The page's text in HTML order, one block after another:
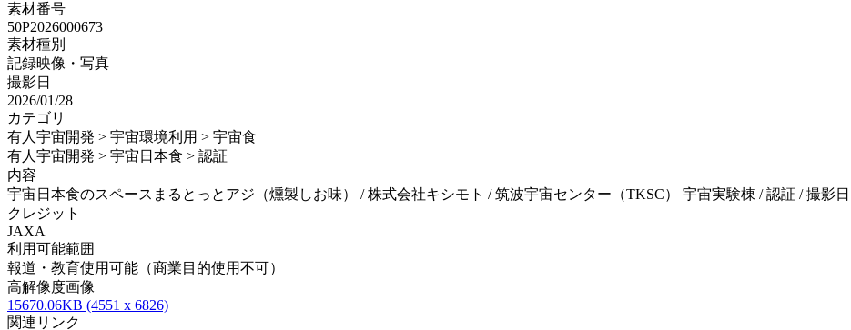
素材番号
50P2026000673
素材種別
記録映像・写真
撮影日
2026/01/28
カテゴリ
有人宇宙開発 > 宇宙環境利用 > 宇宙食
有人宇宙開発 > 宇宙日本食 > 認証
内容
宇宙日本食のスペースまるとっとアジ（燻製しお味） / 株式会社キシモト / 筑波宇宙センター（TKSC） 宇宙実験棟 / 認証 / 撮影日
クレジット
JAXA
利用可能範囲
報道・教育使用可能（商業目的使用不可）
高解像度画像
15670.06KB (4551 x 6826)
関連リンク